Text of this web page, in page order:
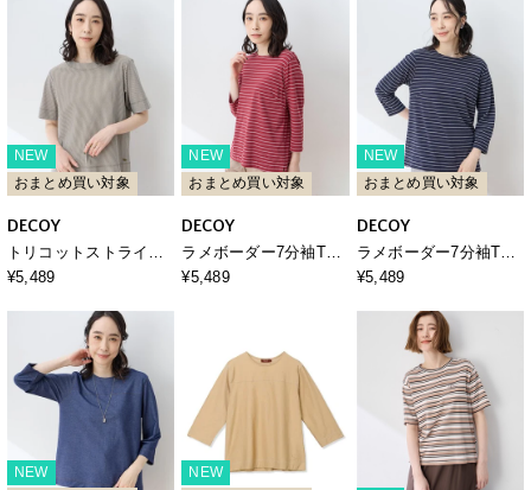
NEW
おまとめ買い対象
DECOY
トリコットストライプ5
分袖Tシャツ【接触冷
¥5,489
NEW
おまとめ買い対象
DECOY
ラメボーダー7分袖Tシ
ャツ
¥5,489
NEW
おまとめ買い対象
DECOY
ラメボーダー7分袖Tシ
ャツ
¥5,489
NEW
NEW